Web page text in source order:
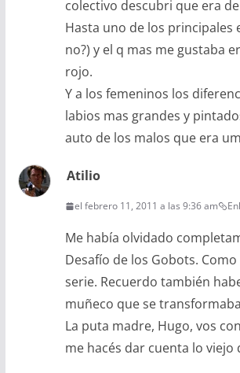
colectivo descubri que era
Hasta uno de los principales
no?) y el q mas me gustaba
rojo.
Y a los femeninos los
labios mas grandes y
auto de los malos que era
Atilio
el febrero 11, 2011 a las 9:36 am
Me había olvidado
Desafío de los Gobots.
serie. Recuerdo también
muñeco que se
La puta madre, Hugo, vos
me hacés dar cuenta lo viejo